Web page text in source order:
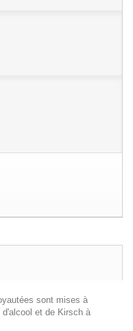
sont mises à
et de Kirsch à